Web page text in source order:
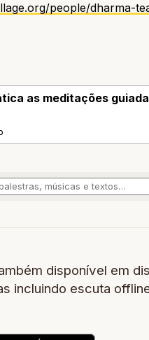
people/dharma-
as meditações
disponível em
incluindo escuta